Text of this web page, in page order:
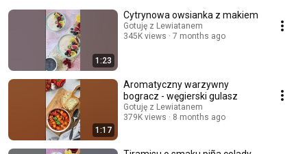
1:23
Cytrynowa owsianka z makiem
Gotuję z Lewiatanem
345K views
7 months ago
1:17
Aromatyczny warzywny
bogracz - węgierski gulasz
Gotuję z Lewiatanem
379K views
8 months ago